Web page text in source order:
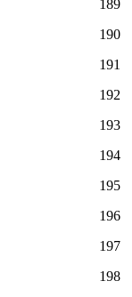
189
190
191
192
193
194
195
196
197
198